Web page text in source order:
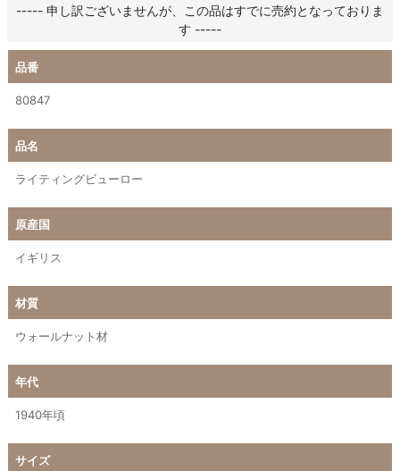
----- 申し訳ございませんが、この品はすでに売約となっておりま
す -----
品番
80847
品名
ライティングビューロー
原産国
イギリス
材質
ウォールナット材
年代
1940年頃
サイズ